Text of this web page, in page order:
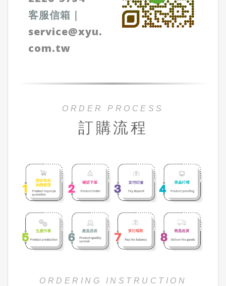
客服信箱 ｜
service@xyu.
com.tw
ORDER PROCESS
訂購流程
ORDERING INSTRUCTION